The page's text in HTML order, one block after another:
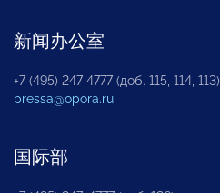
新闻办公室
+7 (495) 247 4777 (доб. 115, 114, 113)
pressa@opora.ru
国际部